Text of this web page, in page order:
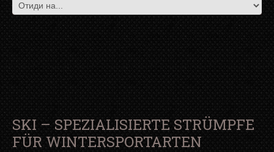
SKI – SPEZIALISIERTE STRÜMPFE
FÜR WINTERSPORTARTEN